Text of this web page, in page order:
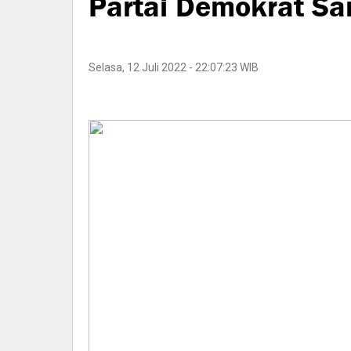
Selasa, 12 Juli 2022 - 22:07:23 WIB